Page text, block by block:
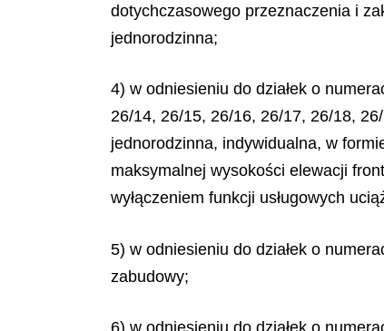
dotychczasowego przeznaczenia i
jednorodzinna;
4) w odniesieniu do działek o
26/14, 26/15, 26/16, 26/17, 26/18,
jednorodzinna, indywidualna, w
maksymalnej wysokości elewacji
wyłączeniem funkcji usługowych
5) w odniesieniu do działek o
zabudowy;
6) w odniesieniu do działek o